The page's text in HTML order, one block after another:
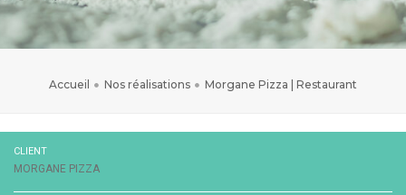
Accueil Nos réalisations Morgane Pizza | Restaurant
CLIENT
MORGANE PIZZA